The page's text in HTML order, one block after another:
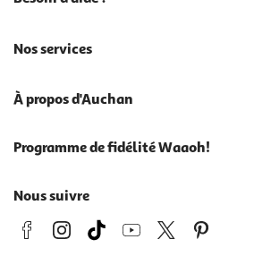
Nos services
À propos d'Auchan
Programme de fidélité Waaoh!
Nous suivre